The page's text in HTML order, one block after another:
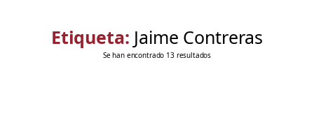
Etiqueta: Jaime Contreras
Se han encontrado 13 resultados